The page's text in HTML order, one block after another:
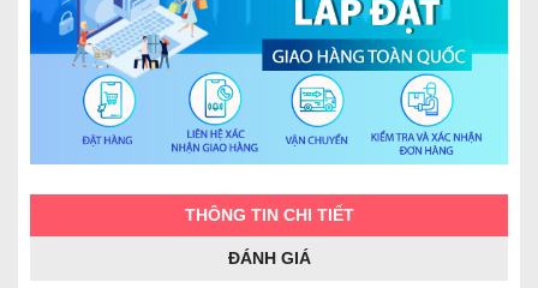
THÔNG TIN CHI TIẾT
ĐÁNH GIÁ